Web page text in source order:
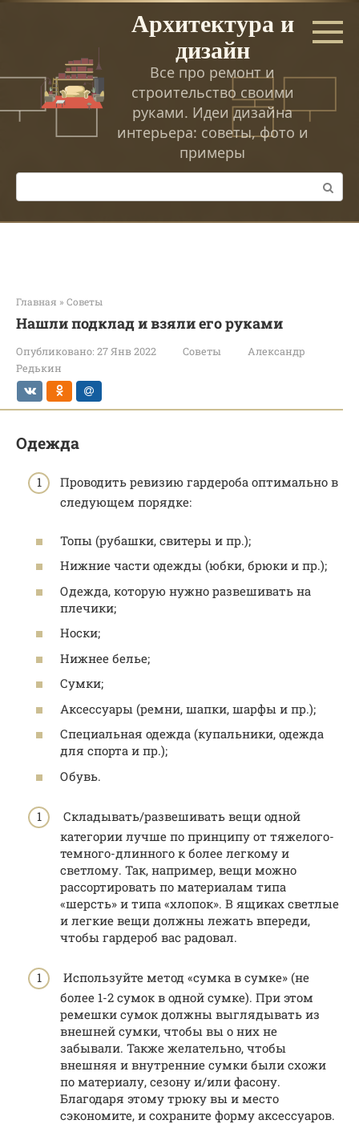
Перейти
Архитектура и
дизайн
Все про ремонт и
строительство своими
руками. Идеи дизайна
интерьера: советы, фото и
примеры
Поиск:
Главная » Советы
Нашли подклад и взяли его руками
Опубликовано: 27 Янв 2022 Советы
Александр
Редькин
Одежда
Проводить ревизию гардероба оптимально в
следующем порядке:
Топы (рубашки, свитеры и пр.);
Нижние части одежды (юбки, брюки и пр.);
Одежда, которую нужно развешивать на
плечики;
Носки;
Нижнее белье;
Сумки;
Аксессуары (ремни, шапки, шарфы и пр.);
Специальная одежда (купальники, одежда
для спорта и пр.);
Обувь.
Складывать/развешивать вещи одной
категории лучше по принципу от тяжелого-
темного-длинного к более легкому и
светлому. Так, например, вещи можно
рассортировать по материалам типа
«шерсть» и типа «хлопок». В ящиках светлые
и легкие вещи должны лежать впереди,
чтобы гардероб вас радовал.
Используйте метод «сумка в сумке» (не
более 1-2 сумок в одной сумке). При этом
ремешки сумок должны выглядывать из
внешней сумки, чтобы вы о них не
забывали. Также желательно, чтобы
внешняя и внутренние сумки были схожи
по материалу, сезону и/или фасону.
Благодаря этому трюку вы и место
сэкономите, и сохраните форму аксессуаров.